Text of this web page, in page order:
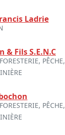
Ladrie
& Fils S.E.N.C
PÊCHE,
PÊCHE,